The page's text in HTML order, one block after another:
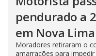
pendurado a
em Nova Lima
Moradores retiraram o
amarrações para